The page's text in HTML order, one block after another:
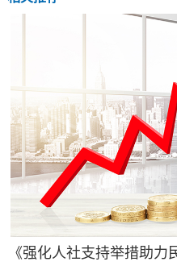
《强化人社支持举措助力